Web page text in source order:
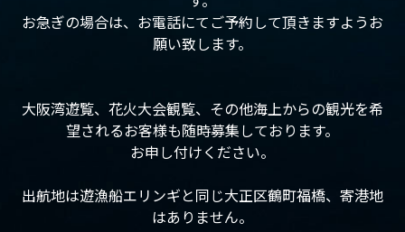
お急ぎの場合は、お電話にてご予約して頂きますようお
願い致します。
大阪湾遊覧、花火大会観覧、その他海上からの観光を希
望されるお客様も随時募集しております。
お申し付けください。
出航地は遊漁船エリンギと同じ大正区鶴町福橋、寄港地
はありません。